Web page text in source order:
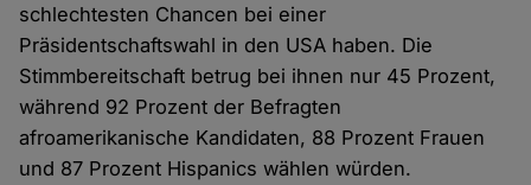
schlechtesten Chancen bei einer
Präsidentschaftswahl in den USA haben. Die
Stimmbereitschaft betrug bei ihnen nur 45 Prozent,
während 92 Prozent der Befragten
afroamerikanische Kandidaten, 88 Prozent Frauen
und 87 Prozent Hispanics wählen würden.